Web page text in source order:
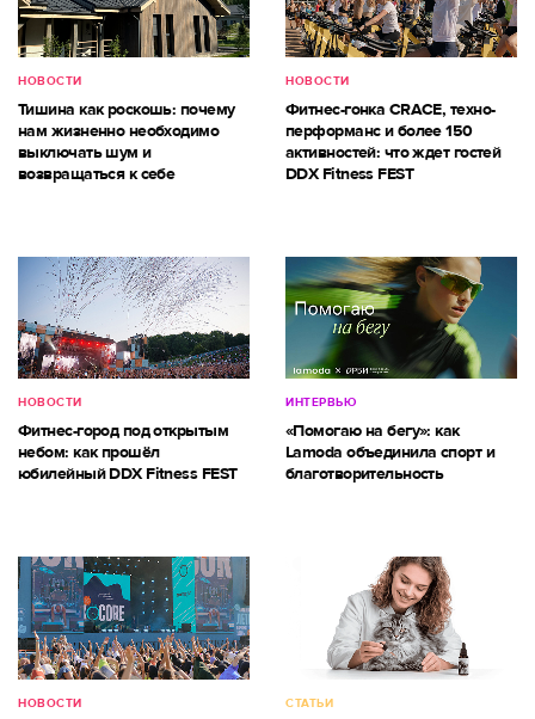
НОВОСТИ
Тишина как роскошь: почему
нам жизненно необходимо
выключать шум и
возвращаться к себе
НОВОСТИ
Фитнес-гонка CRACE, техно-
перформанс и более 150
активностей: что ждет гостей
DDX Fitness FEST
НОВОСТИ
Фитнес-город под открытым
небом: как прошёл
юбилейный DDX Fitness FEST
ИНТЕРВЬЮ
«Помогаю на бегу»: как
Lamoda объединила спорт и
благотворительность
НОВОСТИ СТАТЬИ